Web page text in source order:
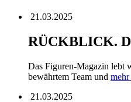
21.03.2025
RÜCKBLICK.
Das Figuren-Magazin lebt
bewährtem Team und
21.03.2025